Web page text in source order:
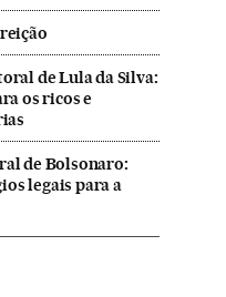
de Lula da Silva:
os ricos e
de Bolsonaro:
legais para a